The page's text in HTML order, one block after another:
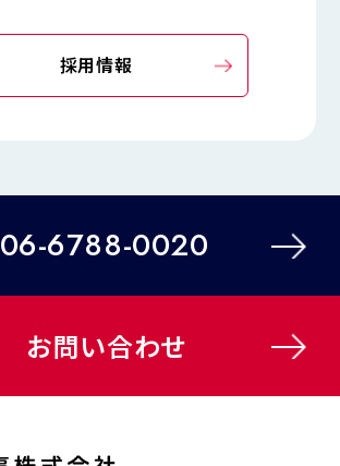
採用情報
06-6788-0020
お問い合わせ